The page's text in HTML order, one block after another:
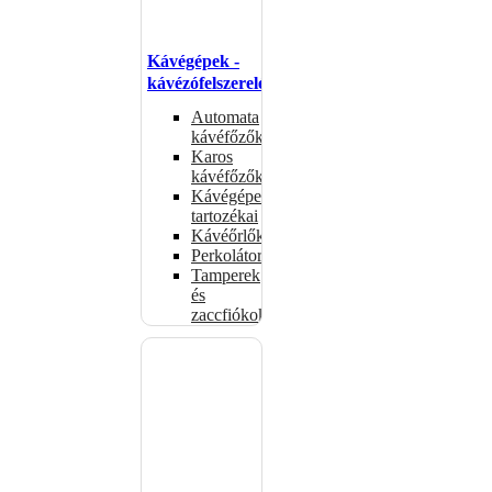
Kávégépek -
kávézófelszerelés
Automata
kávéfőzők
Karos
kávéfőzők
Kávégépek
tartozékai
Kávéőrlők
Perkolátorok
Tamperek
és
zaccfiókok